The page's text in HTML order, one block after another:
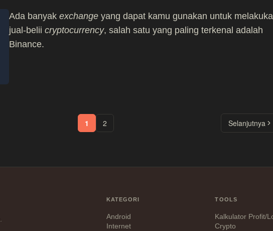
Ada banyak exchange yang dapat kamu gunakan untuk
jual-belii cryptocurrency, salah satu yang paling terkenal adalah
Binance.
1 2 Selanjutnya
KATEGORI
Android
Internet
TOOLS
Kalkulator Profit/
Crypto